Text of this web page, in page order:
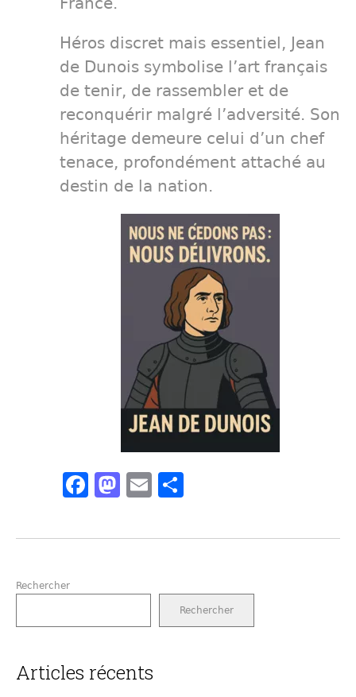
Héros discret mais essentiel, Jean
de Dunois symbolise l’art français
de tenir, de rassembler et de
reconquérir malgré l’adversité. Son
héritage demeure celui d’un chef
tenace, profondément attaché au
destin de la nation.
Facebook
Mastodon
Email
Rechercher
Rechercher
Articles récents